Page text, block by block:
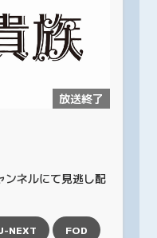
放送終了
ネルにて見逃し配
NEXT FOD